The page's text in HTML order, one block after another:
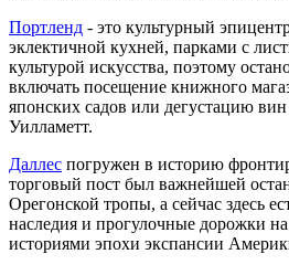
Портленд - это культурный
эклектичной кухней, парками с
культурой искусства, поэтому
включать посещение книжного
японских садов или дегустацию
Уилламетт.
Даллес погружен в историю
торговый пост был важнейшей
Орегонской тропы, а сейчас здесь
наследия и прогулочные дорожки
историями эпохи экспансии